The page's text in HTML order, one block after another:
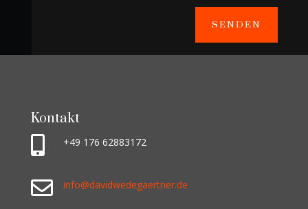
SENDEN
Kontakt
 +49 176 62883172‬
 info@davidwedegaertner.de